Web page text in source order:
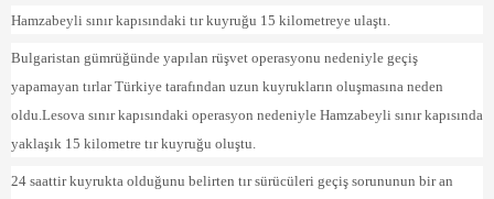
Hamzabeyli sınır kapısındaki tır kuyruğu 15 kilometreye ulaştı.
Bulgaristan gümrüğünde yapılan rüşvet operasyonu nedeniyle geçiş
yapamayan tırlar Türkiye tarafından uzun kuyrukların oluşmasına neden
oldu.Lesova sınır kapısındaki operasyon nedeniyle Hamzabeyli sınır kapısında
yaklaşık 15 kilometre tır kuyruğu oluştu.
24 saattir kuyrukta olduğunu belirten tır sürücüleri geçiş sorununun bir an